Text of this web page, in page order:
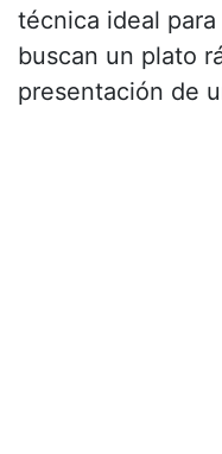
técnica ideal
buscan un plato
presentación de